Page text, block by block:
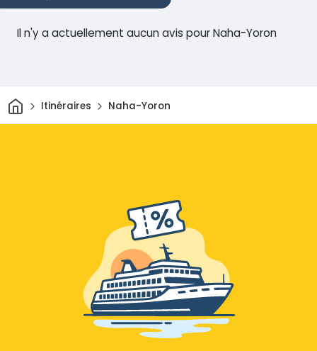
Il n'y a actuellement aucun avis pour Naha-Yoron
Maison
Itinéraires Naha-Yoron